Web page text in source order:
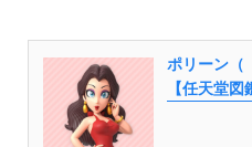
ポリーン（
【任天堂図